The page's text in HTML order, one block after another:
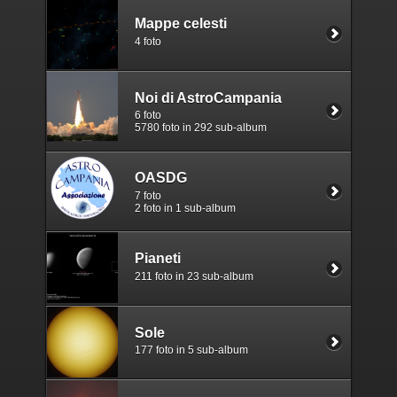
Mappe celesti
4 foto
Noi di AstroCampania
6 foto
5780 foto in 292 sub-album
OASDG
7 foto
2 foto in 1 sub-album
Pianeti
211 foto in 23 sub-album
Sole
177 foto in 5 sub-album